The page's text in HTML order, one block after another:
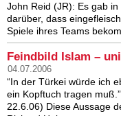
John Reid (JR): Es gab
darüber, dass
Spiele ihres Teams
Feindbild Islam –
04.07.2006
“In der Türkei würde ich
ein Kopftuch tragen
22.6.06) Diese Aussage